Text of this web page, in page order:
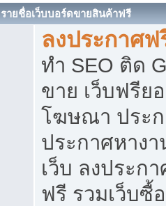
รายชื่อเว็บบอร์ดขายสินค้าฟรี
ลงประกาศฟ
ทำ SEO ติด
ขาย เว็บฟรีย
โฆษณา ประ
ประกาศหาง
เว็บ ลงประก
ฟรี รวมเว็บซื้